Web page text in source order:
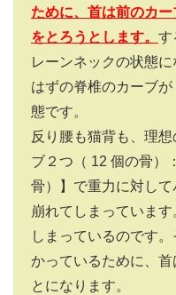
ために、首は前のカ
をとろうとします。 す
レーンネックの状態
はずの脊椎のカーブ
態です。
反り腰も猫背も、理
ブ２つ（ 12 個の骨）
骨）】で重力に対して
崩れてしまっていま
しまっているのです
かっているために、
とになります。